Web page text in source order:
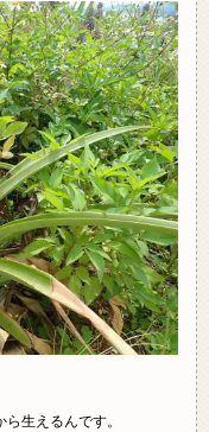
生えるんです。